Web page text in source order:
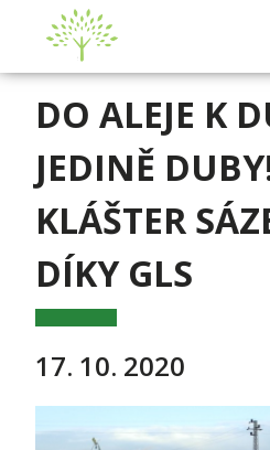
DO ALEJE K
JEDINĚ
KLÁŠTER
DÍKY GLS
17. 10. 2020